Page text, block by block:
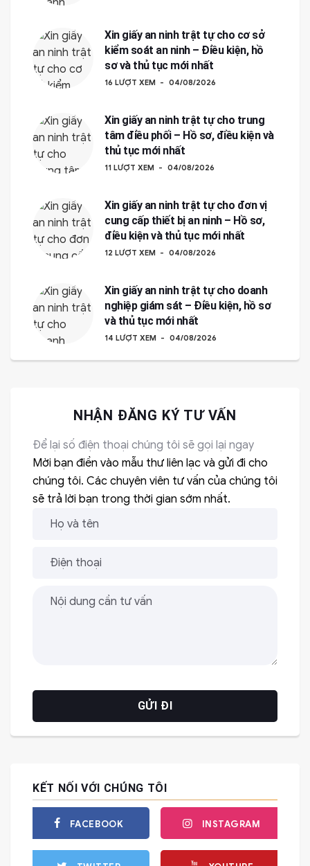
Xin giấy an ninh trật tự cho cơ sở
kiểm soát an ninh – Điều kiện, hồ
sơ và thủ tục mới nhất
16 LƯỢT XEM 04/08/2026
Xin giấy an ninh trật tự cho trung
tâm điều phối – Hồ sơ, điều kiện và
thủ tục mới nhất
11 LƯỢT XEM 04/08/2026
Xin giấy an ninh trật tự cho đơn vị
cung cấp thiết bị an ninh – Hồ sơ,
điều kiện và thủ tục mới nhất
12 LƯỢT XEM 04/08/2026
Xin giấy an ninh trật tự cho doanh
nghiệp giám sát – Điều kiện, hồ sơ
và thủ tục mới nhất
14 LƯỢT XEM 04/08/2026
NHẬN ĐĂNG KÝ TƯ VẤN
Để lại số điện thoại chúng tôi sẽ gọi lại ngay
Mời bạn điền vào mẫu thư liên lạc và gửi đi cho
chúng tôi. Các chuyên viên tư vấn của chúng tôi
sẽ trả lời bạn trong thời gian sớm nhất.
KẾT NỐI VỚI CHÚNG TÔI
FACEBOOK INSTAGRAM